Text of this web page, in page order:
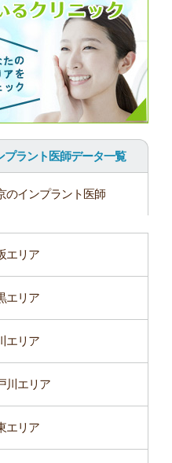
プラント医師データ一覧
のインプラント医師
エリア
エリア
エリア
川エリア
エリア